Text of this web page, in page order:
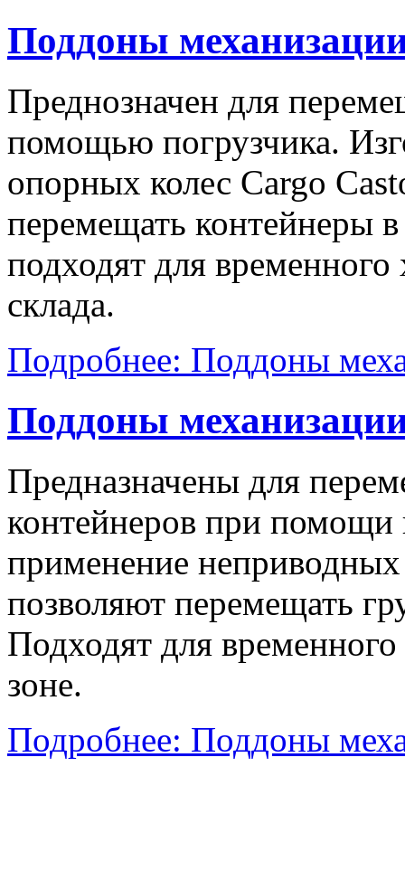
Поддоны
Преднозначен для
помощью погрузчика.
опорных колес Cargo
перемещать контейнеры
подходят для временного
склада.
Подробнее: Поддоны
Поддоны
Предназначены для
контейнеров при помощи
применение
позволяют перемещать
Подходят для временного
зоне.
Подробнее: Поддоны